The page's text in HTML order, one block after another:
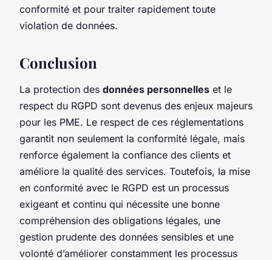
conformité et pour traiter rapidement toute
violation de données.
Conclusion
La protection des données personnelles et le
respect du RGPD sont devenus des enjeux majeurs
pour les PME. Le respect de ces réglementations
garantit non seulement la conformité légale, mais
renforce également la confiance des clients et
améliore la qualité des services. Toutefois, la mise
en conformité avec le RGPD est un processus
exigeant et continu qui nécessite une bonne
compréhension des obligations légales, une
gestion prudente des données sensibles et une
volonté d’améliorer constamment les processus